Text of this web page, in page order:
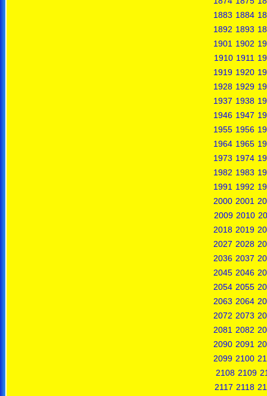
1883 1884
1892 1893
1901 1902
1910 1911
1919 1920
1928 1929
1937 1938
1946 1947
1955 1956
1964 1965
1973 1974
1982 1983
1991 1992
2000 2001
2009 2010
2018 2019
2027 2028
2036 2037
2045 2046
2054 2055
2063 2064
2072 2073
2081 2082
2090 2091
2099 2100
2108 2109
2117 2118